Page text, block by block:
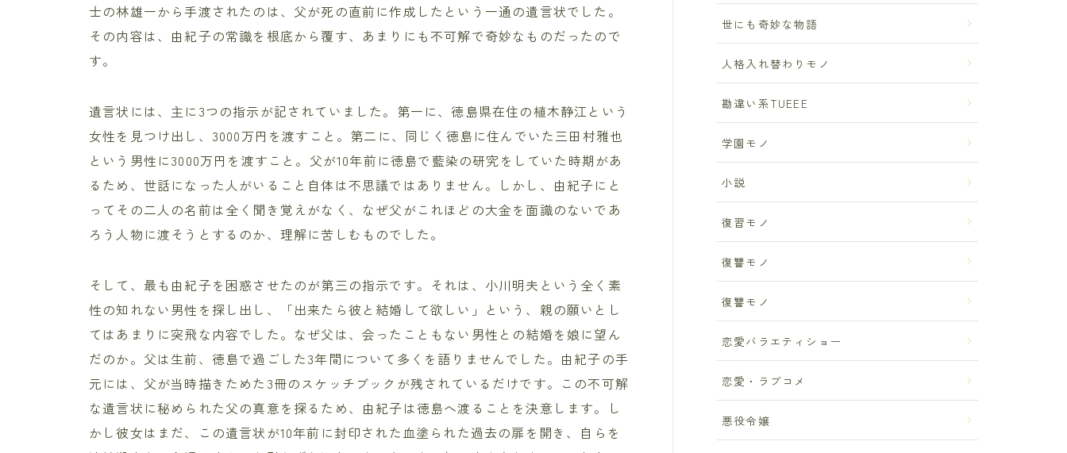
士の林雄一から手渡されたのは、父が死の直前に作成したという一通の遺言状でした。
その内容は、由紀子の常識を根底から覆す、あまりにも不可解で奇妙なものだったので
す。
遺言状には、主に3つの指示が記されていました。第一に、徳島県在住の植木静江という
女性を見つけ出し、3000万円を渡すこと。第二に、同じく徳島に住んでいた三田村雅也
という男性に3000万円を渡すこと。父が10年前に徳島で藍染の研究をしていた時期があ
るため、世話になった人がいること自体は不思議ではありません。しかし、由紀子にと
ってその二人の名前は全く聞き覚えがなく、なぜ父がこれほどの大金を面識のないであ
ろう人物に渡そうとするのか、理解に苦しむものでした。
そして、最も由紀子を困惑させたのが第三の指示です。それは、小川明夫という全く素
性の知れない男性を探し出し、「出来たら彼と結婚して欲しい」という、親の願いとし
てはあまりに突飛な内容でした。なぜ父は、会ったこともない男性との結婚を娘に望ん
だのか。父は生前、徳島で過ごした3年間について多くを語りませんでした。由紀子の手
元には、父が当時描きためた3冊のスケッチブックが残されているだけです。この不可解
な遺言状に秘められた父の真意を探るため、由紀子は徳島へ渡ることを決意します。し
かし彼女はまだ、この遺言状が10年前に封印された血塗られた過去の扉を開き、自らを
世にも奇妙な物語
人格入れ替わりモノ
勘違い系TUEEE
学園モノ
小説
復習モノ
復讐モノ
復讐モノ
恋愛バラエティショー
恋愛・ラブコメ
悪役令嬢